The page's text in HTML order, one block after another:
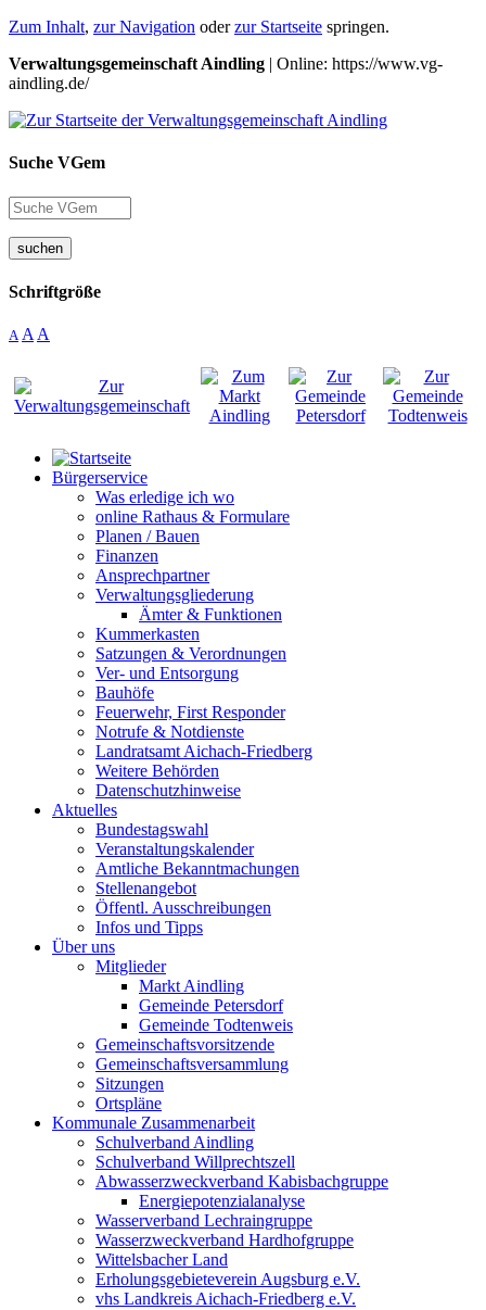
Zum Inhalt, zur Navigation oderzur Startseite springen.
Verwaltungsgemeinschaft Aindling | Online: https://www.vg-
aindling.de/
Suche VGem
suchen
Schriftgröße
A A A
Bürgerservice
Was erledige ich wo
online Rathaus & Formulare
Planen / Bauen
Finanzen
Ansprechpartner
Verwaltungsgliederung
Ämter & Funktionen
Kummerkasten
Satzungen & Verordnungen
Ver- und Entsorgung
Bauhöfe
Feuerwehr, First Responder
Notrufe & Notdienste
Landratsamt Aichach-Friedberg
Weitere Behörden
Datenschutzhinweise
Aktuelles
Bundestagswahl
Veranstaltungskalender
Amtliche Bekanntmachungen
Stellenangebot
Öffentl. Ausschreibungen
Infos und Tipps
Über uns
Mitglieder
Markt Aindling
Gemeinde Petersdorf
Gemeinde Todtenweis
Gemeinschaftsvorsitzende
Gemeinschaftsversammlung
Sitzungen
Ortspläne
Kommunale Zusammenarbeit
Schulverband Aindling
Schulverband Willprechtszell
Abwasserzweckverband Kabisbachgruppe
Energiepotenzialanalyse
Wasserverband Lechraingruppe
Wasserzweckverband Hardhofgruppe
Wittelsbacher Land
Erholungsgebieteverein Augsburg e.V.
vhs Landkreis Aichach-Friedberg e.V.